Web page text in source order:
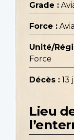
Grade :
Force :
Unité/
Force
Décès : 13
Lieu